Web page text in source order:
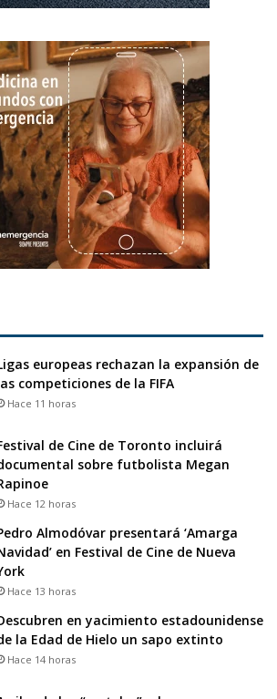
europeas rechazan la expansión de
competiciones de la FIFA
Hace 11 horas
de Cine de Toronto incluirá
sobre futbolista Megan
Hace 12 horas
Almodóvar presentará ‘Amarga
en Festival de Cine de Nueva
Hace 13 horas
en yacimiento estadounidense
la Edad de Hielo un sapo extinto
Hace 14 horas